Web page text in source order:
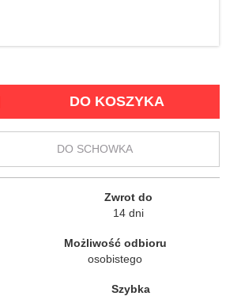
DO KOSZYKA
DO SCHOWKA
Zwrot do
14 dni
Możliwość odbioru
osobistego
Szybka